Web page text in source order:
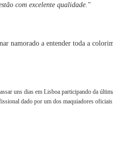
com excelente qualidade."
namorado a entender toda a
uns dias em Lisboa participando da
dado por um dos maquiadores